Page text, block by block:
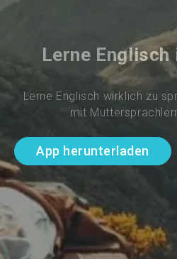
Lerne Englisch
Lerne Englisch wirklich zu
mit
App herunterladen